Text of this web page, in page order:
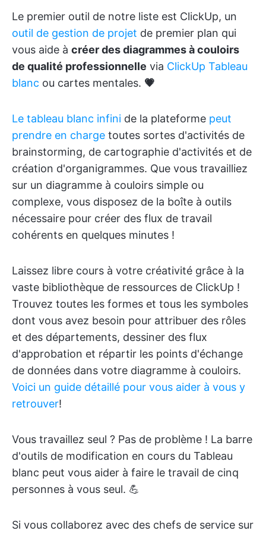
Le premier outil de notre liste est ClickUp, un
outil de gestion de projet de premier plan qui
vous aide à créer des diagrammes à couloirs
de qualité professionnelle via ClickUp Tableau
blanc ou cartes mentales. 💗
Le tableau blanc infini de la plateforme peut
prendre en charge toutes sortes d'activités de
brainstorming, de cartographie d'activités et de
création d'organigrammes. Que vous travailliez
sur un diagramme à couloirs simple ou
complexe, vous disposez de la boîte à outils
nécessaire pour créer des flux de travail
cohérents en quelques minutes !
Laissez libre cours à votre créativité grâce à la
vaste bibliothèque de ressources de ClickUp !
Trouvez toutes les formes et tous les symboles
dont vous avez besoin pour attribuer des rôles
et des départements, dessiner des flux
d'approbation et répartir les points d'échange
de données dans votre diagramme à couloirs.
Voici un guide détaillé pour vous aider à vous y
retrouver!
Vous travaillez seul ? Pas de problème ! La barre
d'outils de modification en cours du Tableau
blanc peut vous aider à faire le travail de cinq
personnes à vous seul. 💪
Si vous collaborez avec des chefs de service sur